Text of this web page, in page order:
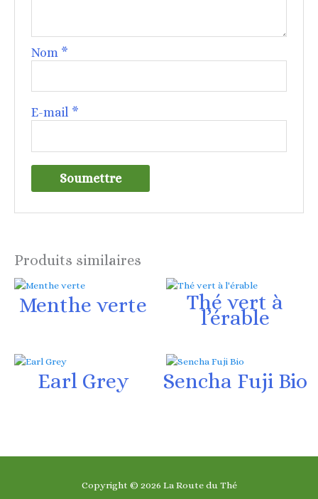
Nom *
E-mail *
Produits similaires
Menthe verte Thé vert à
l’érable
Earl Grey Sencha Fuji Bio
Copyright © 2026 La Route du Thé